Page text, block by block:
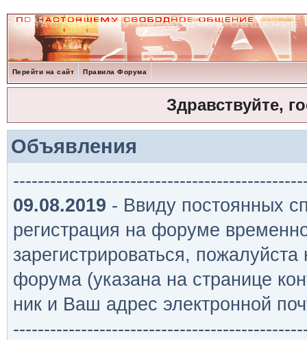
Перейти на сайт Правила Форума
Здравствуйте,
Объявления
09.08.2019 - Ввиду постоянных
регистрация на форуме
зарегистрироваться,
форума (указана на странице
ник и Ваш адрес электронной